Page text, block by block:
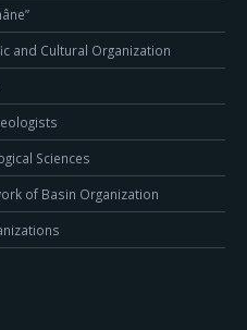
and Cultural Organization
Sciences
of Basin Organization